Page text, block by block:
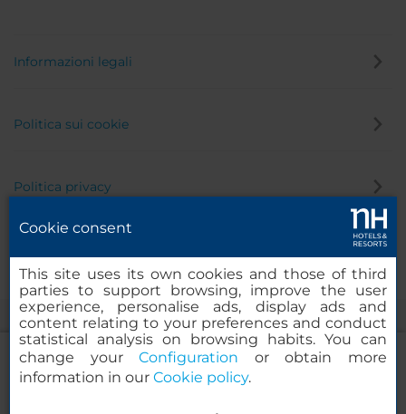
Informazioni legali
Politica sui cookie
Politica privacy
Cookie consent
This site uses its own cookies and those of third
parties to support browsing, improve the user
experience, personalise ads, display ads and
content relating to your preferences and conduct
statistical analysis on browsing habits. You can
change yourConfiguration or obtain more
information in our Cookie policy.